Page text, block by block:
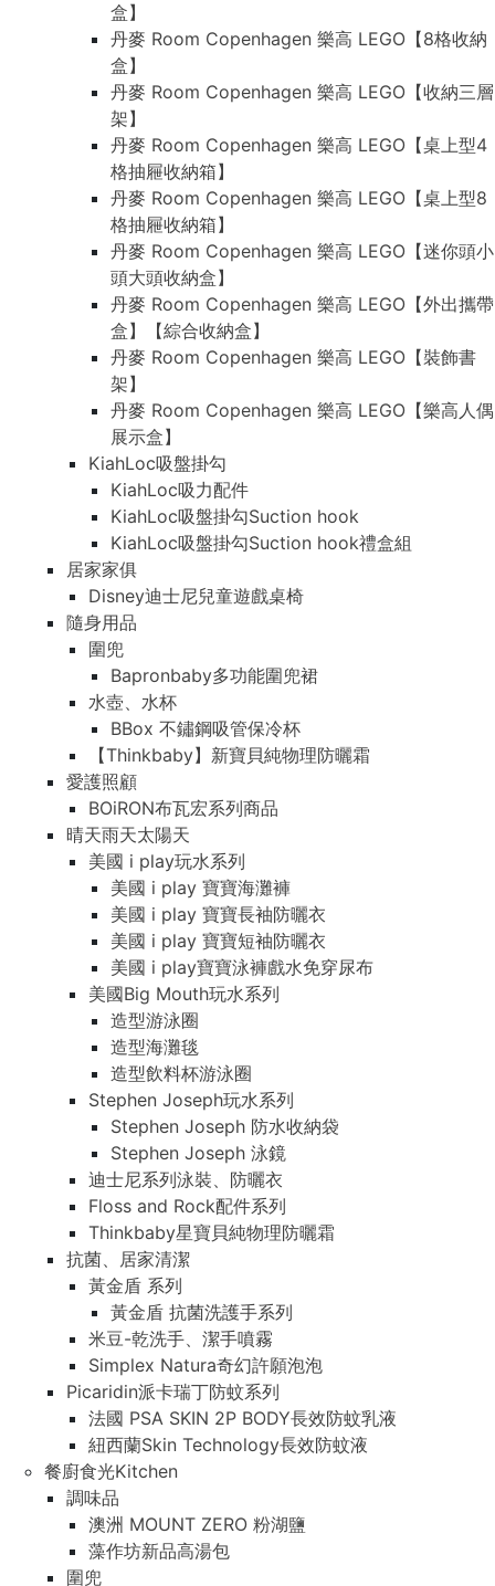
盒】
丹麥 Room Copenhagen 樂高 LEGO【8格收納
盒】
丹麥 Room Copenhagen 樂高 LEGO【收納三層
架】
丹麥 Room Copenhagen 樂高 LEGO【桌上型4
格抽屜收納箱】
丹麥 Room Copenhagen 樂高 LEGO【桌上型8
格抽屜收納箱】
丹麥 Room Copenhagen 樂高 LEGO【迷你頭小
頭大頭收納盒】
丹麥 Room Copenhagen 樂高 LEGO【外出攜帶
盒】【綜合收納盒】
丹麥 Room Copenhagen 樂高 LEGO【裝飾書
架】
丹麥 Room Copenhagen 樂高 LEGO【樂高人偶
展示盒】
KiahLoc吸盤掛勾
KiahLoc吸力配件
KiahLoc吸盤掛勾Suction hook
KiahLoc吸盤掛勾Suction hook禮盒組
居家家俱
Disney迪士尼兒童遊戲桌椅
隨身用品
圍兜
Bapronbaby多功能圍兜裙
水壺、水杯
BBox 不鏽鋼吸管保冷杯
【Thinkbaby】新寶貝純物理防曬霜
愛護照顧
BOiRON布瓦宏系列商品
晴天雨天太陽天
美國 i play玩水系列
美國 i play 寶寶海灘褲
美國 i play 寶寶長袖防曬衣
美國 i play 寶寶短袖防曬衣
美國 i play寶寶泳褲戲水免穿尿布
美國Big Mouth玩水系列
造型游泳圈
造型海灘毯
造型飲料杯游泳圈
Stephen Joseph玩水系列
Stephen Joseph 防水收納袋
Stephen Joseph 泳鏡
迪士尼系列泳裝、防曬衣
Floss and Rock配件系列
Thinkbaby星寶貝純物理防曬霜
抗菌、居家清潔
黃金盾 系列
黃金盾 抗菌洗護手系列
米豆-乾洗手、潔手噴霧
Simplex Natura奇幻許願泡泡
Picaridin派卡瑞丁防蚊系列
法國 PSA SKIN 2P BODY長效防蚊乳液
紐西蘭Skin Technology長效防蚊液
餐廚食光Kitchen
調味品
澳洲 MOUNT ZERO 粉湖鹽
藻作坊新品高湯包
圍兜